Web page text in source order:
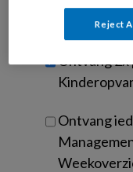
welke
organisatie
werk
je?Ontvang 2x
Ontvang
Reject